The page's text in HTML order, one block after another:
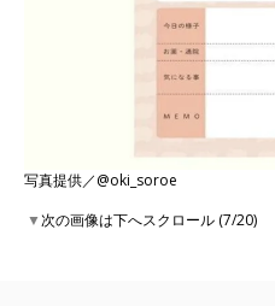
写真提供／@oki_soroe
▼次の画像は下へスクロール (7/20)